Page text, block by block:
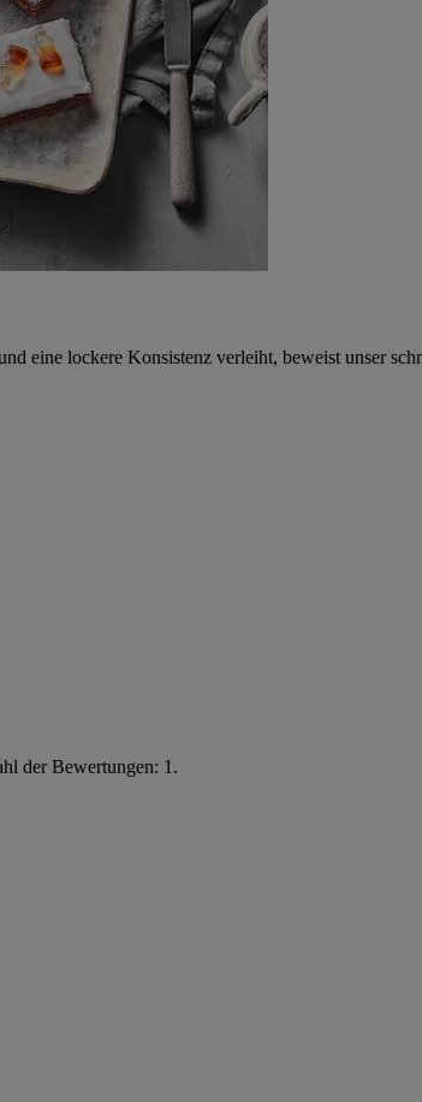
eine lockere Konsistenz verleiht, beweist unser
der Bewertungen: 1.